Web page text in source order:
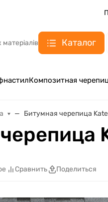
Каталог
Композитная
Битумная черепица
Сравнить Поделиться